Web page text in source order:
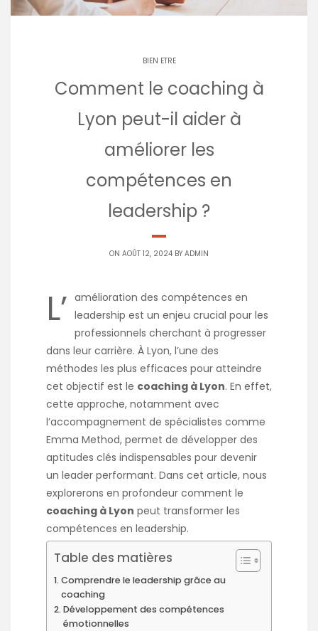
BIEN ETRE
Comment le coaching à
Lyon peut-il aider à
améliorer les
compétences en
leadership ?
ON AOÛT 12, 2024 BY ADMIN
L’ amélioration des compétences en
leadership est un enjeu crucial pour les
professionnels cherchant à progresser
dans leur carrière. À Lyon, l’une des
méthodes les plus efficaces pour atteindre
cet objectif est le coaching à Lyon. En effet,
cette approche, notamment avec
l’accompagnement de spécialistes comme
Emma Method, permet de développer des
aptitudes clés indispensables pour devenir
un leader performant. Dans cet article, nous
explorerons en profondeur comment le
coaching à Lyon peut transformer les
compétences en leadership.
Table des matières
Comprendre le leadership grâce au
coaching
Développement des compétences
émotionnelles